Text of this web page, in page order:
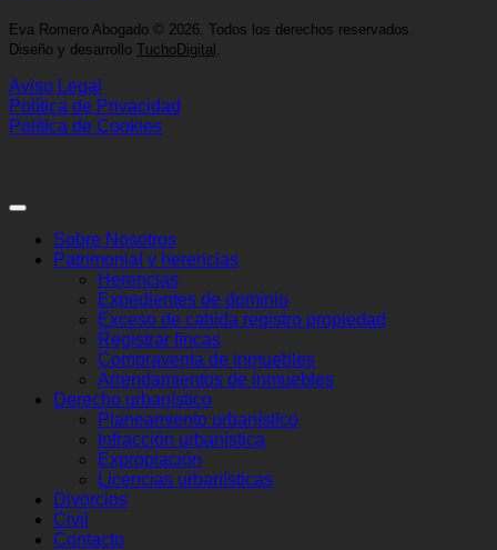
Eva Romero Abogado © 2026. Todos los derechos reservados.
Diseño y desarrollo TuchoDigital
Aviso Legal
Política de Privacidad
Política de Cookies
Sobre Nosotros
Patrimonial y herencias
Herencias
Expedientes de dominio
Exceso de cabida registro propiedad
Registrar fincas
Compraventa de inmuebles
Arrendamientos de inmuebles
Derecho urbanístico
Planeamiento urbanístico
Infracción urbanística
Expropiación
Licencias urbanísticas
Divorcios
Civil
Contacto